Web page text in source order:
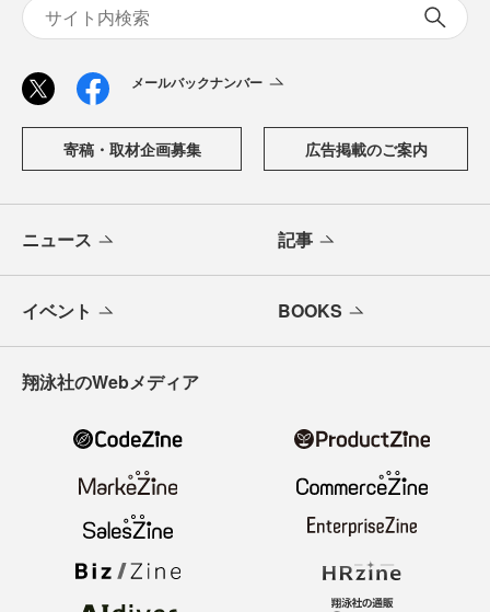
メールバックナンバー
寄稿・取材企画募集 広告掲載のご案内
ニュース 記事
イベント BOOKS
翔泳社のWebメディア